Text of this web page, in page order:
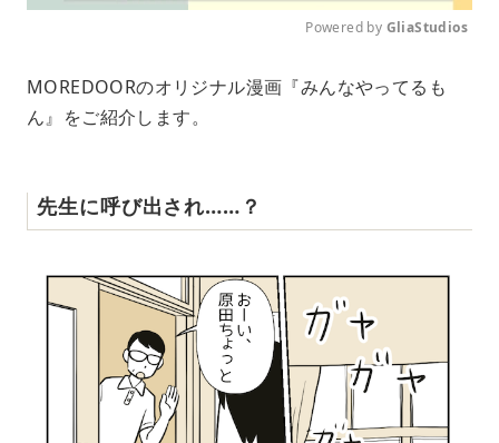
u
Powered by GliaStudios
MOREDOORのオリジナル漫画『みんなやってるも
ん』をご紹介します。
先生に呼び出され……？